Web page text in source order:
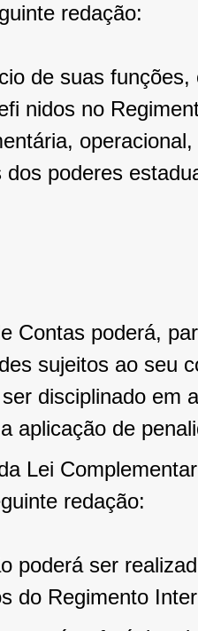
redação:
de suas
nidos no
poderes
Contas poderá,
sujeitos ao seu
disciplinado em
aplicação de
Lei
redação:
poderá ser
do Regimento